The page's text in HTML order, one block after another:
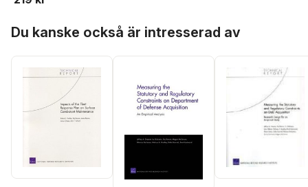
Jeffrey A. Drezner,
Hamilton,Thor Hogan,
Deborah Peetz, Raj
Joe Strong
William Trimble
Du kanske också är intresserad av